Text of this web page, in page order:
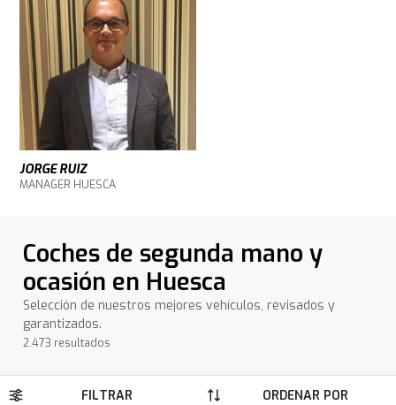
JORGE RUIZ
MANAGER HUESCA
Coches de segunda mano y
ocasión en Huesca
Selección de nuestros mejores vehículos, revisados y
garantizados.
2.473 resultados
FILTRAR ORDENAR POR